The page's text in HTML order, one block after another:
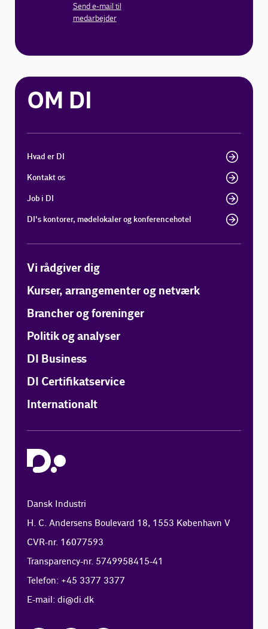
Send e-mail til
medarbejder
OM DI
Hvad er DI
Kontakt os
Job i DI
DI's kontorer, mødelokaler og konferencehotel
Vi rådgiver dig
Kurser, arrangementer og netværk
Brancher og foreninger
Politik og analyser
DI Business
DI Certifikatservice
Internationalt
Dansk Industri
H. C. Andersens Boulevard 18, 1553 København V
CVR-nr. 16077593
Transparency-nr. 5749958415-41
Telefon: +45 3377 3377
E-mail:di@di.dk